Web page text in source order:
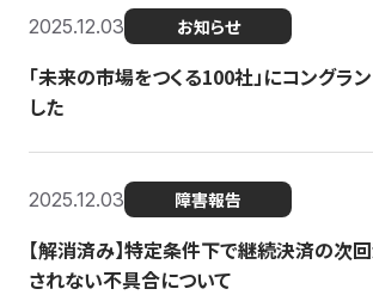
2025.12.03 お知らせ
「未来の市場をつくる100社」にコングラ
した
2025.12.03 障害報告
【解消済み】特定条件下で継続決済の次
されない不具合について